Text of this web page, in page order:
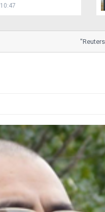
10:47
"Reuters":